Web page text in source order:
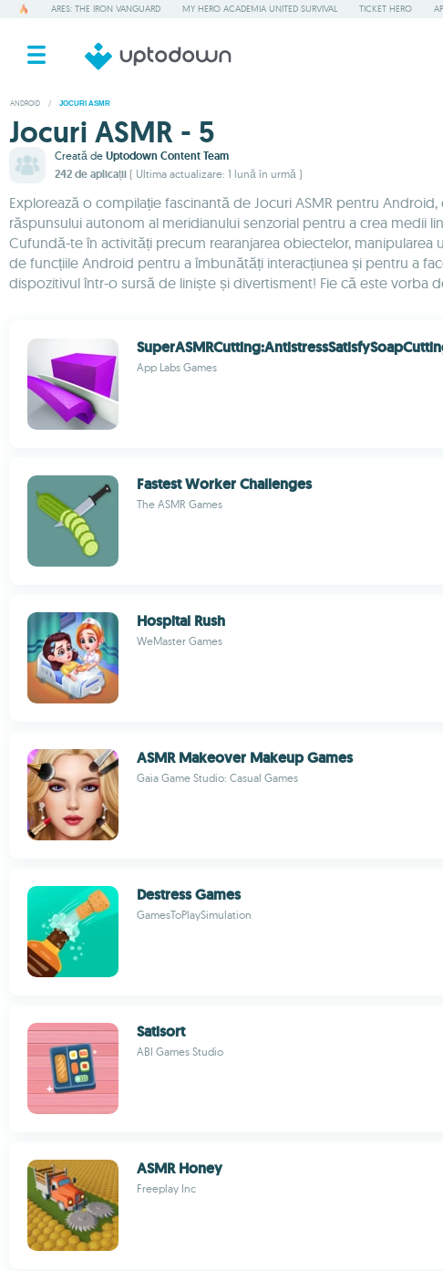
ARES: THE IRON VANGUARD MY HERO ACADEMIA UNITED SURVIVAL TICKET HERO
ANDROID / JOCURI ASMR
Jocuri ASMR - 5
Creată de Uptodown Content Team
242 de aplicații ( Ultima actualizare: 1 lună în urmă )
Explorează o compilație fascinantă de Jocuri ASMR pentru
răspunsului autonom al meridianului senzorial pentru a crea medii
Cufundă-te în activități precum rearanjarea obiectelor,
de funcțiile Android pentru a îmbunătăți interacțiunea și pentru a
dispozitivul într-o sursă de liniște și divertisment! Fie că este vorba
App Labs Games
Fastest Worker Challenges
The ASMR Games
Hospital Rush
WeMaster Games
ASMR Makeover Makeup Games
Gaia Game Studio: Casual Games
Destress Games
GamesToPlaySimulation
Satisort
ABI Games Studio
ASMR Honey
Freeplay Inc